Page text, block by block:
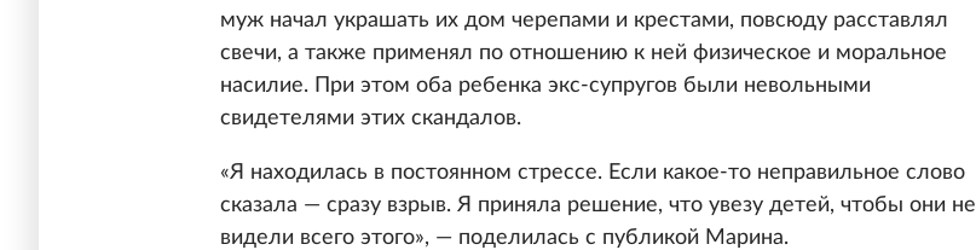
муж начал украшать их дом черепами и крестами, повсюду расставлял
свечи, а также применял по отношению к ней физическое и моральное
насилие. При этом оба ребенка экс-супругов были невольными
свидетелями этих скандалов.
«Я находилась в постоянном стрессе. Если какое-то неправильное слово
сказала — сразу взрыв. Я приняла решение, что увезу детей, чтобы они не
видели всего этого», — поделилась с публикой Марина.